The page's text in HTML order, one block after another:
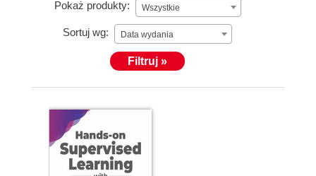
Pokaż produkty: Wszystkie
Sortuj wg: Data wydania
Filtruj »